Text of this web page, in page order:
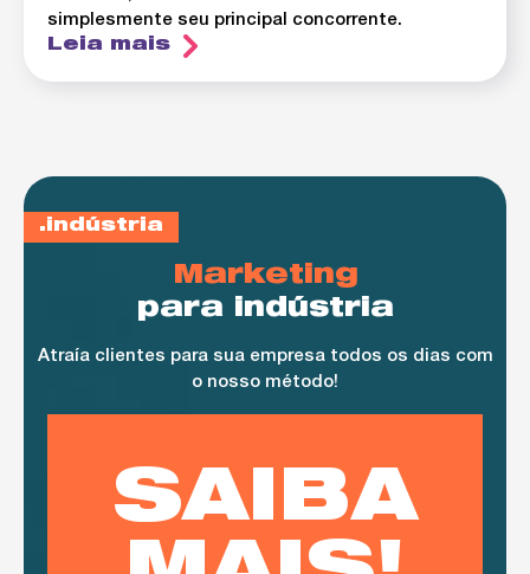
simplesmente seu principal concorrente.
Leia mais
indústria
Marketing
para indústria
Atraía clientes para sua empresa todos os dias com
o nosso método!
SAIBA